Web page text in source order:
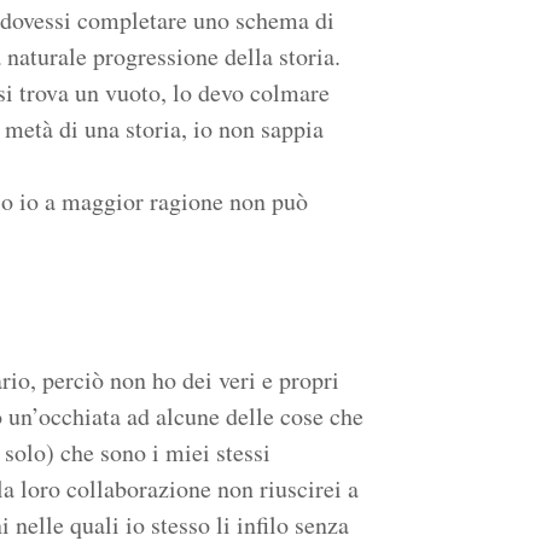
completare uno schema di
progressione della storia.
trova un vuoto, lo devo colmare
di una storia, io non sappia
io a maggior ragione non può
perciò non ho dei veri e propri
ad alcune delle cose che
che sono i miei stessi
loro collaborazione non riuscirei a
nelle quali io stesso li infilo senza